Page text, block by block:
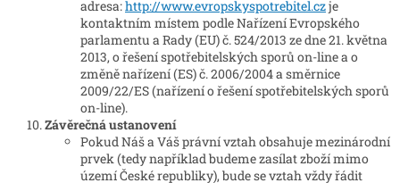
adresa:http://www.evropskyspotrebitel.czje
kontaktním místem podle Nařízení Evropského
parlamentu a Rady (EU) č. 524/2013 ze dne 21. května
2013, o řešení spotřebitelských sporů on-line a o
změně nařízení (ES) č. 2006/2004 a směrnice
2009/22/ES (nařízení o řešení spotřebitelských sporů
on-line).
Závěrečná ustanovení
Pokud Náš a Váš právní vztah obsahuje mezinárodní
prvek (tedy například budeme zasílat zboží mimo
území České republiky), bude se vztah vždy řádit